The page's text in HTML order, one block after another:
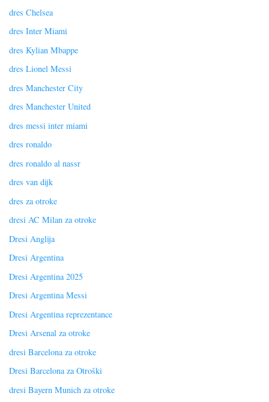
dres Chelsea
dres Inter Miami
dres Kylian Mbappe
dres Lionel Messi
dres Manchester City
dres Manchester United
dres messi inter miami
dres ronaldo
dres ronaldo al nassr
dres van dijk
dres za otroke
dresi AC Milan za otroke
Dresi Anglija
Dresi Argentina
Dresi Argentina 2025
Dresi Argentina Messi
Dresi Argentina reprezentance
Dresi Arsenal za otroke
dresi Barcelona za otroke
Dresi Barcelona za Otroški
dresi Bayern Munich za otroke